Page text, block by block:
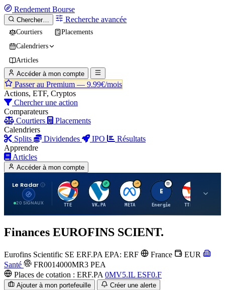
Rendement Bourse
Chercher… Recherche avancée
Courtiers
Placements
Calendriers
Articles
Accéder à mon compte
Passer au Premium — 9.99€/mois
Actions, ETF, Cryptos
Chercher une action
Comparateurs
Courtiers
Placements
Calendriers
Splits
Dividendes IPO
Résultats
Apprendre
Articles
Accéder à mon compte
Le Radar
20 SIGNAUX
T
TTE
V
VK.PA
M
META
E
Energie
T
TTE.PA
Finances EUROFINS SCIENT.
Eurofins Scientific SE ERF.PA EPA: ERF France
EUR
Santé
FR0014000MR3 PEA
Places de cotation : ERF.PA 0MV5.IL ESF0.F
Ajouter à mon portefeuille Créer une alerte